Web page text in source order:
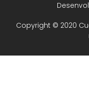
Copyright © 2020